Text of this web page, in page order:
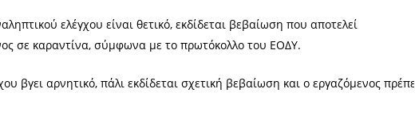
ελέγχου είναι θετικό, εκδίδεται βεβαίωση που αποτελεί
σε καραντίνα, σύμφωνα με το πρωτόκολλο του ΕΟΔΥ.
βγει αρνητικό, πάλι εκδίδεται σχετική βεβαίωση και ο εργαζόμενος πρέπει